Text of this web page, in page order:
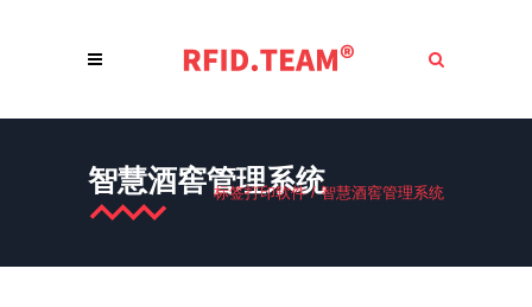
智慧酒窖管理系统
标签打印软件/智慧酒窖管理系统